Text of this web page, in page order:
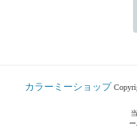
カラーミーショップ